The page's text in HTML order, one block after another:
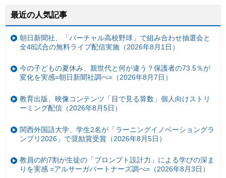
最近の人気記事
朝日新聞社、「バーチャル高校野球」で組み合わせ抽選会と
全48試合の無料ライブ配信実施（2026年8月1日）
今の子どもの夏休み、親世代と何が違う？保護者の73.5％が
変化を実感=朝日新聞社調べ=（2026年8月7日）
教育出版、映像コンテンツ「目で見る算数」個人向けストリ
ーミング配信（2026年8月5日）
関西外国語大学、学生2名が「ラーニングイノベーショングラ
ンプリ2026」で奨励賞受賞（2026年8月5日）
教員の約7割が生徒の「プロンプト設計力」による学びの深ま
りを実感 =アルサーガパートナーズ調べ=（2026年8月3日）